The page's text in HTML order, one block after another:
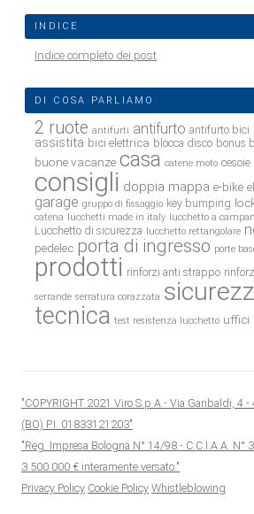
INDICE
Indice completo dei post
DI COSA PARLIAMO
2 ruote antifurti antifurto antifurto bici
assistita bici elettrica blocca disco bonus
buone vacanze casa catene moto cesoie
consigli doppia mappa e-bike
garage gruppo di fissaggio key bumping
catena lucchetti made in italy lucchetto a
Lucchetto di sicurezza lucchetto rettangolare
pedelec porta di ingresso porte
prodotti rinforzi anti strappo
serrande serratura corazzata
tecnica test resistenza lucchetto uffici
"COPYRIGHT 2021 Viro S.p.A.- Via Garibaldi, 4 -
(BO) P.I. 01833121203"
"Reg. Impresa Bologna N° 14/98 - C.C.I.A.A. N°
3.500.000 € interamente versato."
Privacy Policy Cookie Policy Whistleblowing